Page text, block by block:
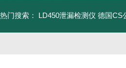
热门搜索： LD450泄漏检测仪 德国CS